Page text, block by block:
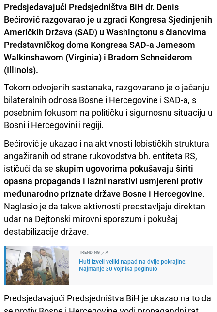
Predsjedavajući Predsjedništva BiH dr. Denis
Bećirović razgovarao je u zgradi Kongresa Sjedinjenih
Američkih Država (SAD) u Washingtonu s članovima
Predstavničkog doma Kongresa SAD-a Jamesom
Walkinshawom (Virginia) i Bradom Schneiderom
(Illinois).
Tokom odvojenih sastanaka, razgovarano je o jačanju
bilateralnih odnosa Bosne i Hercegovine i SAD-a, s
posebnim fokusom na političku i sigurnosnu situaciju u
Bosni i Hercegovini i regiji.
Bećirović je ukazao i na aktivnosti lobističkih struktura
angažiranih od strane rukovodstva bh. entiteta RS,
ističući da se skupim ugovorima pokušavaju širiti
opasna propaganda i lažni narativi usmjereni protiv
međunarodno priznate države Bosne i Hercegovine.
Naglasio je da takve aktivnosti predstavljaju direktan
udar na Dejtonski mirovni sporazum i pokušaj
destabilizacije države.
TRENDING
Huti izveli veliki napad na dvije pokrajine:
Najmanje 30 vojnika poginulo
Predsjedavajući Predsjedništva BiH je ukazao na to da